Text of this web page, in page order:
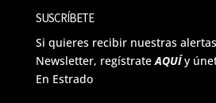
SUSCRÍBETE
Si quieres recibir nuestras
Newsletter, regístrateAQUÍ y
En Estrado